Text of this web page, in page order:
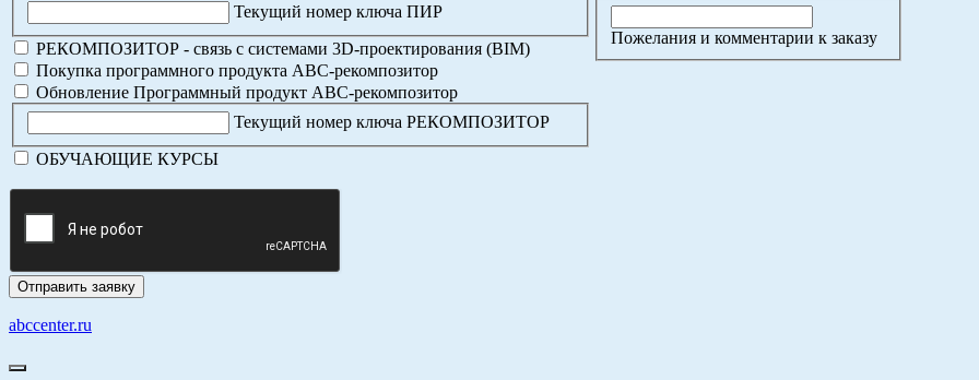
Текущий номер ключа ПИР
РЕКОМПОЗИТОР - связь с системами 3D-проектирования (BIM)
Покупка программного продукта АВС-рекомпозитор
Обновление Программный продукт АВС-рекомпозитор
Текущий номер ключа РЕКОМПОЗИТОР
ОБУЧАЮЩИЕ КУРСЫ
Пожелания и комментарии к заказу
abccenter.ru